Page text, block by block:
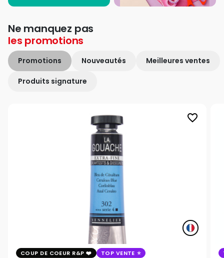
Ne manquez pas
les promotions
Promotions Nouveautés Meilleures ventes
Produits signature
favorite_border
COUP DE COEUR R&P TOP VENTE